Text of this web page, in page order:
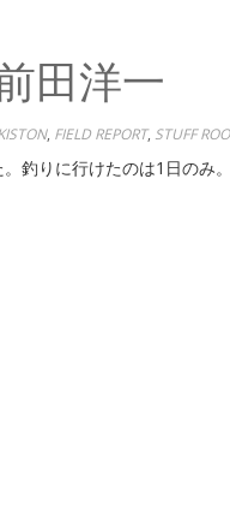
田洋一
, FIELD REPORT, STUFF
釣りに行けたのは1日の